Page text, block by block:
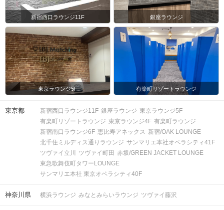
新宿西口ラウンジ11F 銀座ラウンジ
東京ラウンジ5F 有楽町リゾートラウンジ
東京都 新宿西口ラウンジ11F 銀座ラウンジ 東京ラウンジ5F
有楽町リゾートラウンジ 東京ラウンジ4F 有楽町ラウンジ
新宿南口ラウンジ6F 恵比寿アネックス 新宿/OAK LOUNGE
北千住ミルディス通りラウンジ サンマリエ本社オペラシティ41F
ツヴァイ立川
ツヴァイ町田 赤坂/GREEN JACKET LOUNGE
東急歌舞伎町タワーLOUNGE
サンマリエ本社 東京オペラシティ40F
神奈川県 横浜ラウンジ みなとみらいラウンジ ツヴァイ藤沢